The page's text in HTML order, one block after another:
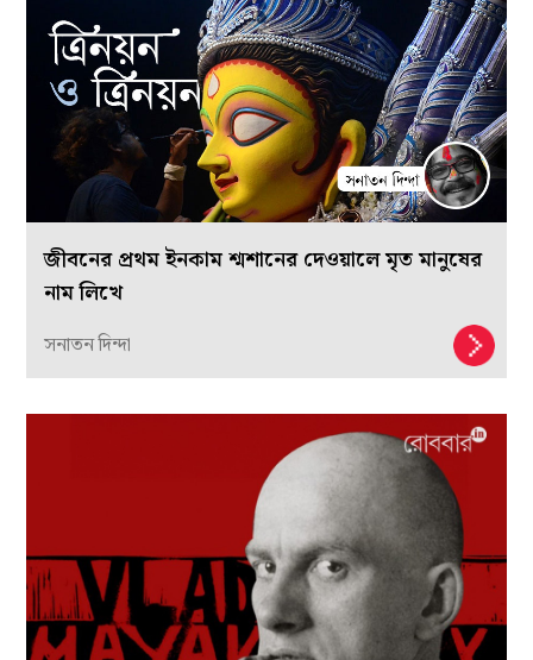
জীবনের প্রথম ইনকাম শ্মশানের দেওয়ালে মৃত মানুষের
নাম লিখে
সনাতন দিন্দা